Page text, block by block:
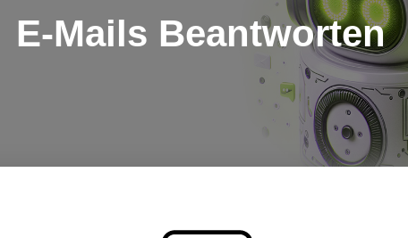
E-Mails Beantworten